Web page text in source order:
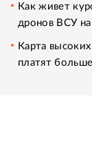
Как живет
дронов ВСУ
Карта
платят